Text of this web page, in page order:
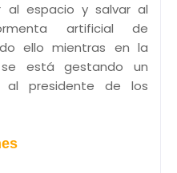
al espacio y salvar al
artificial de
ello mientras en la
está gestando un
al presidente de los